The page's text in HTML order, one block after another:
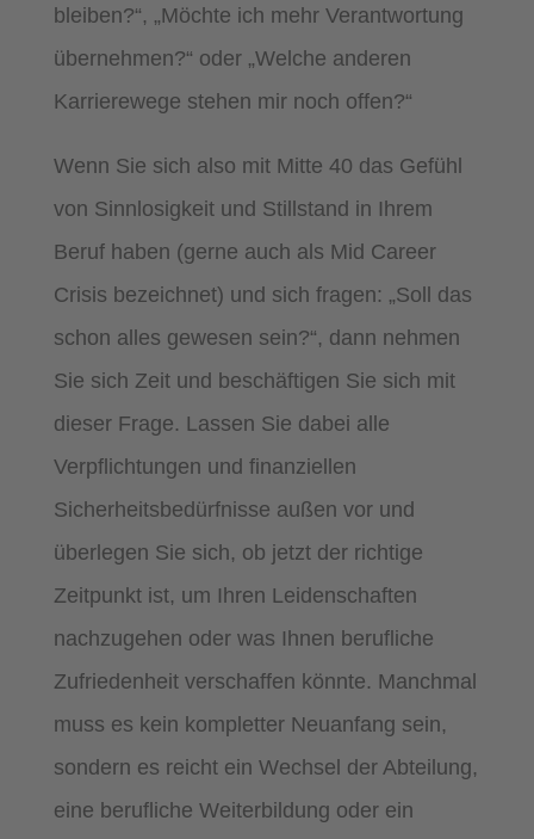
bleiben?“, „Möchte ich mehr Verantwortung
übernehmen?“ oder „Welche anderen
Karrierewege stehen mir noch offen?“
Wenn Sie sich also mit Mitte 40 das Gefühl
von Sinnlosigkeit und Stillstand in Ihrem
Beruf haben (gerne auch als Mid Career
Crisis bezeichnet) und sich fragen: „Soll das
schon alles gewesen sein?“, dann nehmen
Sie sich Zeit und beschäftigen Sie sich mit
dieser Frage. Lassen Sie dabei alle
Verpflichtungen und finanziellen
Sicherheitsbedürfnisse außen vor und
überlegen Sie sich, ob jetzt der richtige
Zeitpunkt ist, um Ihren Leidenschaften
nachzugehen oder was Ihnen berufliche
Zufriedenheit verschaffen könnte. Manchmal
muss es kein kompletter Neuanfang sein,
sondern es reicht ein Wechsel der Abteilung,
eine berufliche Weiterbildung oder ein